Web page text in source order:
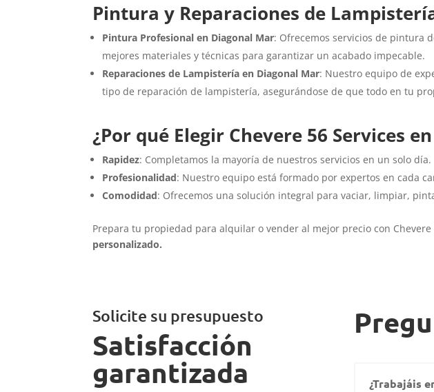
Pintura y Reparaciones de
Pintura Profesional en Diagonal Mar: Ofrecemos servicios de pintura
mejores materiales y técnicas para garantizar un acabado impecable.
Reparaciones de Lampistería en Diagonal Mar: Nuestro equipo de
tipo de reparación de lampistería, asegurándose de que todo en tu
¿Por qué Elegir Chevere 56 Services
Rapidez: Completamos la mayoría de nuestros servicios en un solo día.
Profesionalidad: Nuestro equipo está formado por expertos en cada
Comodidad: Ofrecemos una solución integral para vaciar, limpiar,
Prepara tu propiedad para alquilar o vender al mejor precio con Chevere
personalizado.
Solicite su presupuesto
Satisfacción
garantizada ¿Trabajáis